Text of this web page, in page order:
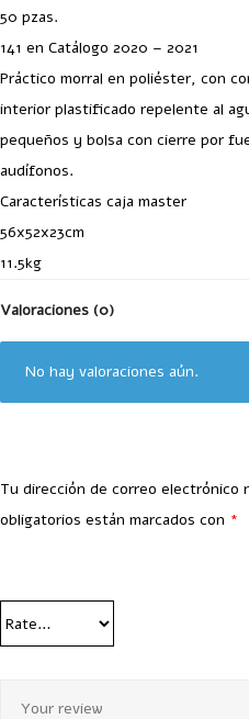
50 pzas.
141 en Catálogo 2020 – 2021
Práctico morral en poliéster, con
interior plastificado repelente al
pequeños y bolsa con cierre por
audífonos.
Características caja master
56x52x23cm
11.5kg
Valoraciones (0)
No hay valoraciones aún.
Tu dirección de correo electrónico
obligatorios están marcados con *